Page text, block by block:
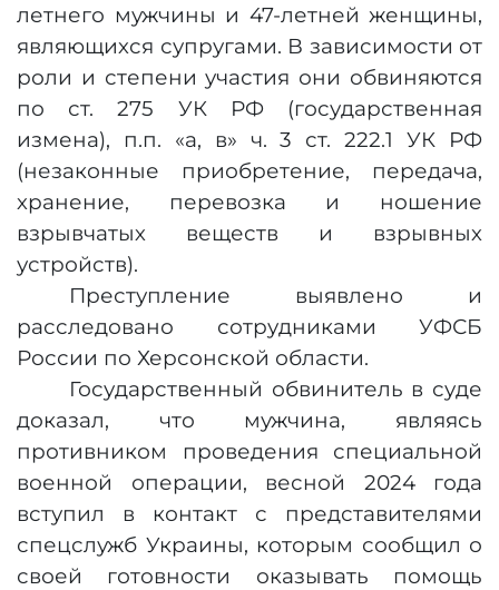
летнего мужчины и 47-летней женщины,
являющихся супругами. В зависимости от
роли и степени участия они обвиняются
по ст. 275 УК РФ (государственная
измена), п.п. «а, в» ч. 3 ст. 222.1 УК РФ
(незаконные приобретение, передача,
хранение, перевозка и ношение
взрывчатых веществ и взрывных
устройств).
Преступление выявлено и
расследовано сотрудниками УФСБ
России по Херсонской области.
Государственный обвинитель в суде
доказал, что мужчина, являясь
противником проведения специальной
военной операции, весной 2024 года
вступил в контакт с представителями
спецслужб Украины, которым сообщил о
своей готовности оказывать помощь